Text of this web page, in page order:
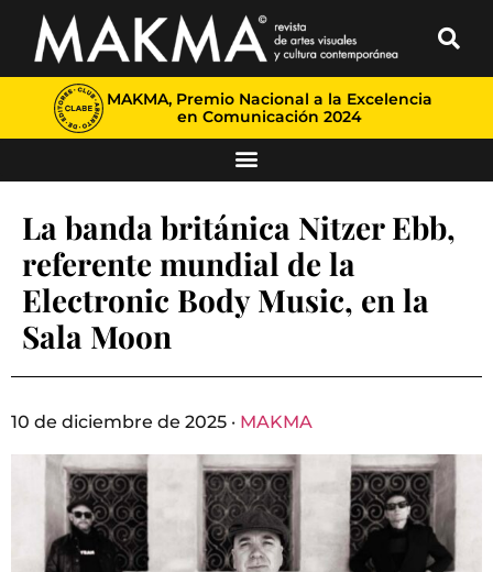
MAKMA, Premio Nacional a la Excelencia
en Comunicación 2024
La banda británica Nitzer Ebb,
referente mundial de la
Electronic Body Music, en la
Sala Moon
10 de diciembre de 2025 · MAKMA